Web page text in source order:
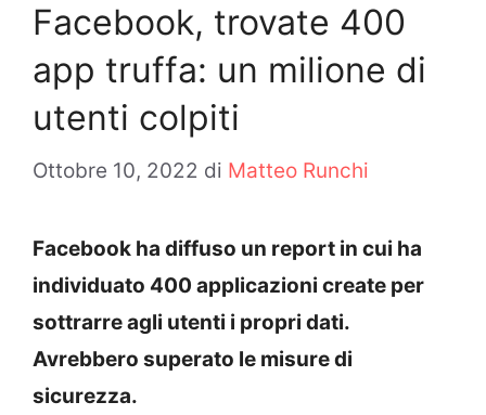
Facebook, trovate 400
app truffa: un milione di
utenti colpiti
Ottobre 10, 2022 di Matteo Runchi
Facebook ha diffuso un report in cui ha
individuato 400 applicazioni create per
sottrarre agli utenti i propri dati.
Avrebbero superato le misure di
sicurezza.